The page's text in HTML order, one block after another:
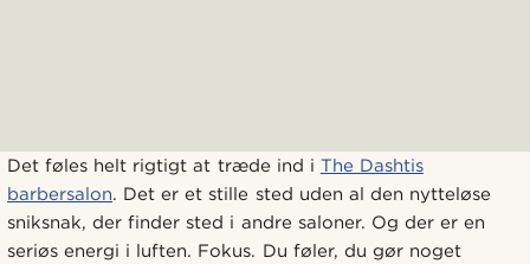
Det føles helt rigtigt at træde ind i The Dashtis
barbersalon. Det er et stille sted uden al den nytteløse
sniksnak, der finder sted i andre saloner. Og der er en
seriøs energi i luften. Fokus. Du føler, du gør noget